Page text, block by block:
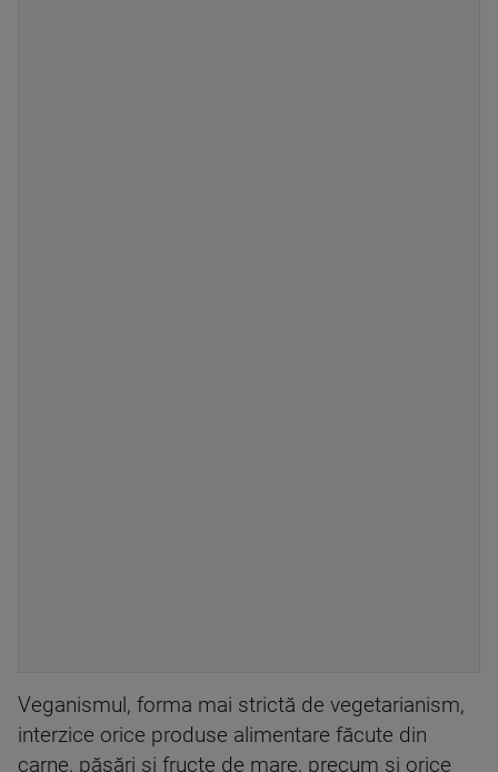
Veganismul, forma mai strictă de vegetarianism,
interzice orice produse alimentare făcute din
carne, păsări și fructe de mare, precum și orice